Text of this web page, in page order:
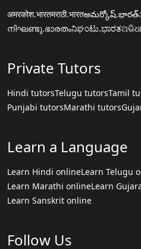
अमरकोश.भारतमराठी.भारतఅమర్కోష్.భారత్
നിഘണ്ടു.ഭാരതംನಿಘಂಟು.ಭಾರತ
Private Tutors
Hindi tutorsTelugu tutorsTamil
Punjabi tutorsMarathi tutors
Learn a Language
Learn Hindi onlineLearn Telugu
Learn Marathi onlineLearn
Learn Sanskrit online
Follow Us